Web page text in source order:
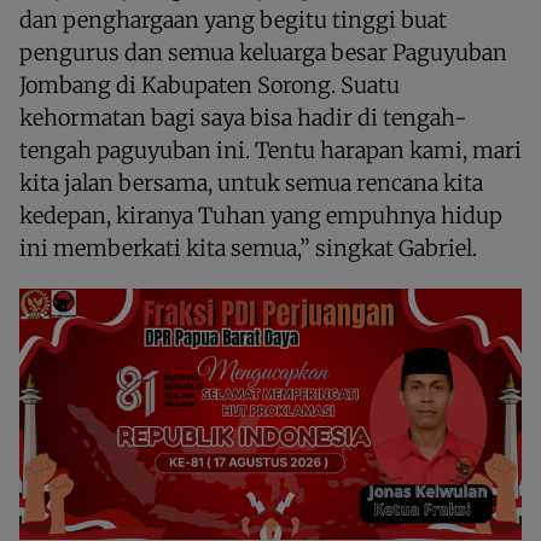
dan penghargaan yang begitu tinggi buat
pengurus dan semua keluarga besar Paguyuban
Jombang di Kabupaten Sorong. Suatu
kehormatan bagi saya bisa hadir di tengah-
tengah paguyuban ini. Tentu harapan kami, mari
kita jalan bersama, untuk semua rencana kita
kedepan, kiranya Tuhan yang empuhnya hidup
ini memberkati kita semua,” singkat Gabriel.